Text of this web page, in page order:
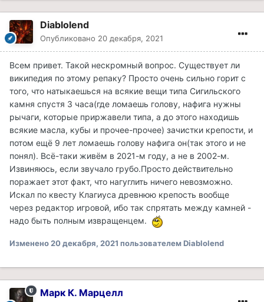
Diablolend
Опубликовано 20 декабря, 2021
Всем привет. Такой нескромный вопрос. Существует ли
википедия по этому репаку? Просто очень сильно горит с
того, что натыкаешься на всякие вещи типа Сигильского
камня спустя 3 часа(где ломаешь голову, нафига нужны
рычаги, которые приржавели типа, а до этого находишь
всякие масла, кубы и прочее-прочее) зачистки крепости, и
потом ещё 9 лет ломаешь голову нафига он(так этого и не
понял). Всё-таки живём в 2021-м году, а не в 2002-м.
Извиняюсь, если звучало грубо.Просто действительно
поражает этот факт, что нагуглить ничего невозможно.
Искал по квесту Клагиуса древнюю крепость вообще
через редактор игровой, ибо так спрятать между камней -
надо быть полным извращенцем.
Изменено 20 декабря, 2021 пользователем Diablolend
Марк К. Марцелл